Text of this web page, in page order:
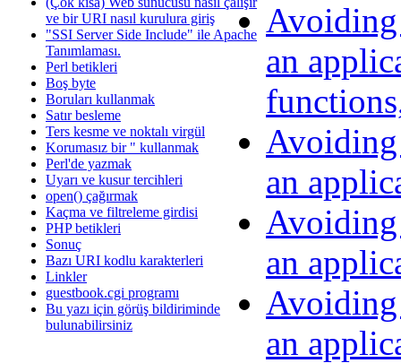
ve bir URI nasıl kurulura giriş
"SSI Server Side Include" ile Apache
Tanımlaması.
Perl betikleri
Boş byte
Boruları kullanmak
Satır besleme
Ters kesme ve noktalı virgül
Korumasız bir " kullanmak
Perl'de yazmak
Uyarı ve kusur tercihleri
open() çağırmak
Kaçma ve filtreleme girdisi
PHP betikleri
Sonuç
Bazı URI kodlu karakterleri
Linkler
guestbook.cgi programı
Bu yazı için görüş bildiriminde
bulunabilirsiniz
an
an
an
an